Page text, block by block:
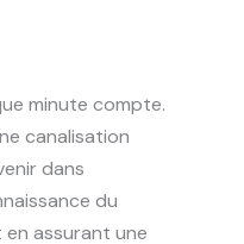
minute compte.
canalisation
dans
du
assurant une